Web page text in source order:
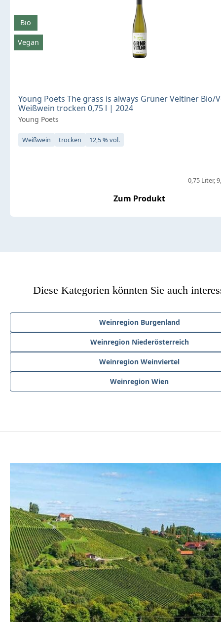
Young Poets The grass is always Grüner Veltiner Bio/
Weißwein trocken 0,75 l | 2024
Young Poets
Weißwein trocken 12,5 % vol.
0,75 Liter
Zum Produkt
Bio
Vegan
Diese Kategorien könnten Sie auch
Weinregion Burgenland
Weinregion Niederösterreich
Weinregion Weinviertel
Weinregion Wien